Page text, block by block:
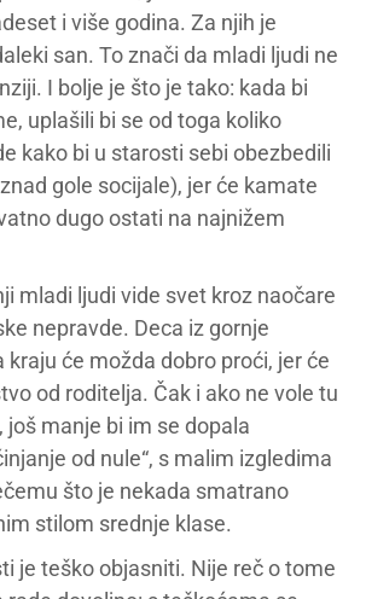
i više godina. Za njih je
san. To znači da mladi ljudi ne
I bolje je što je tako: kada bi
uplašili bi se od toga koliko
kako bi u starosti sebi obezbedili
gole socijale), jer će kamate
dugo ostati na najnižem
mladi ljudi vide svet kroz naočare
nepravde. Deca iz gornje
kraju će možda dobro proći, jer će
od roditelja. Čak i ako ne vole tu
manje bi im se dopala
od nule“, s malim izgledima
što je nekada smatrano
stilom srednje klase.
je teško objasniti. Nije reč o tome